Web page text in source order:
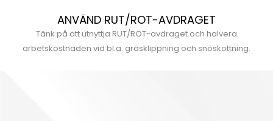
ANVÄND RUT/ROT-AVDRAGET
Tänk på att utnyttja RUT/ROT-avdraget och halvera
arbetskostnaden vid bl.a. gräsklippning och snöskottning.